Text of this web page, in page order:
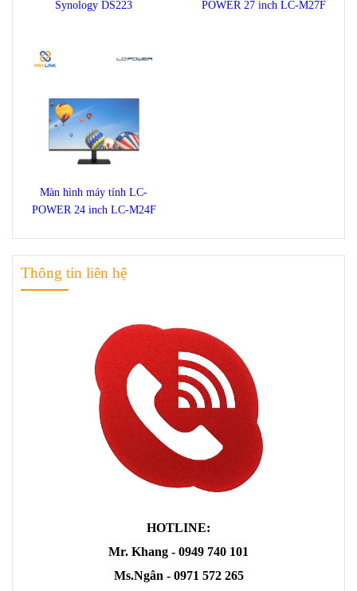
Synology DS223 POWER 27 inch LC-M27F
Màn hình máy tính LC-
POWER 24 inch LC-M24F
Thông tin liên hệ
HOTLINE:
Mr. Khang - 0949 740 101
Ms.Ngân - 0971 572 265